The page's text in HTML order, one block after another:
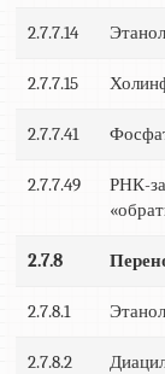
2.7.7.14
2.7.7.15
2.7.7.41
2.7.7.49
РНК-
2.7.8
2.7.8.1
2.7.8.2